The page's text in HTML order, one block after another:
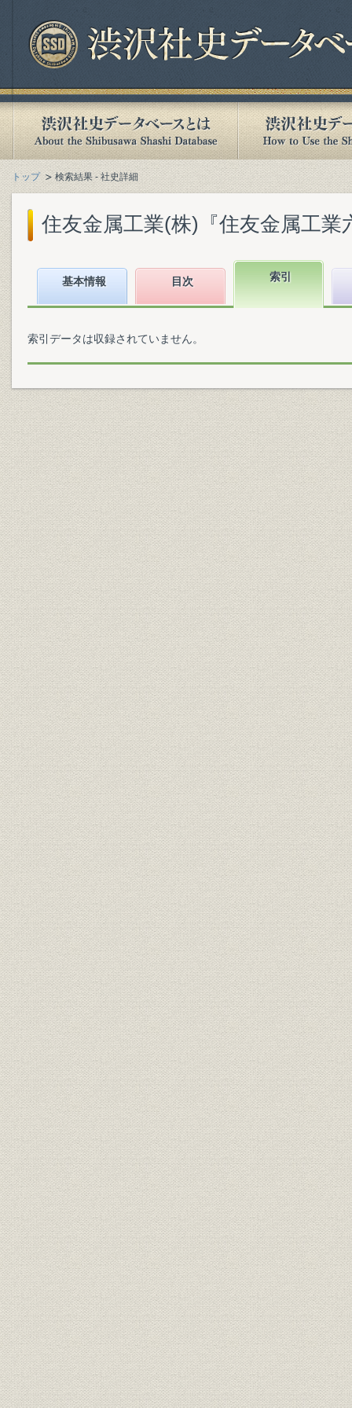
トップ 検索結果 - 社史詳細
住友金属工業(株)『住友金属工業
基本情報 目次 索引
索引データは収録されていません。